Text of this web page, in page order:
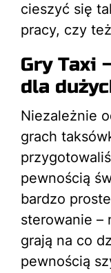
cieszyć się
pracy, czy
Gry Taxi
dla
Niezależnie
grach
pewnością
bardzo
sterowanie –
grają na co
pewnością